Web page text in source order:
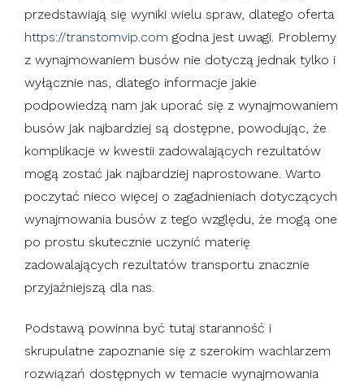
przedstawiają się wyniki wielu spraw, dlatego oferta
https://transtomvip.com godna jest uwagi. Problemy
z wynajmowaniem busów nie dotyczą jednak tylko i
wyłącznie nas, dlatego informacje jakie
podpowiedzą nam jak uporać się z wynajmowaniem
busów jak najbardziej są dostępne, powodując, że
komplikacje w kwestii zadowalających rezultatów
mogą zostać jak najbardziej naprostowane. Warto
poczytać nieco więcej o zagadnieniach dotyczących
wynajmowania busów z tego względu, że mogą one
po prostu skutecznie uczynić materię
zadowalających rezultatów transportu znacznie
przyjaźniejszą dla nas.
Podstawą powinna być tutaj staranność i
skrupulatne zapoznanie się z szerokim wachlarzem
rozwiązań dostępnych w temacie wynajmowania